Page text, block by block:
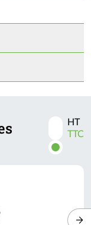
Activer
les
HT
TTC